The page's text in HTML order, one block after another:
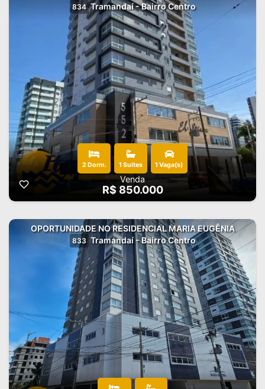
834 Tramandaí - Bairro Centro
2 Dorm. 1 Suites 1 Vaga(s)
Venda
R$ 850.000
OPORTUNIDADE NO RESIDENCIAL MARIA EUGÊNIA
833 Tramandaí - Bairro Centro